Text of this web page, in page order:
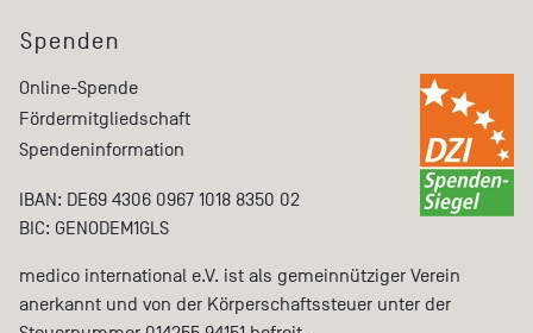
Spenden
Online-Spende
Fördermitgliedschaft
Spendeninformation
IBAN: DE69 4306 0967 1018 8350 02
BIC: GENODEM1GLS
medico international e.V. ist als gemeinnütziger Verein
anerkannt und von der Körperschaftssteuer unter der